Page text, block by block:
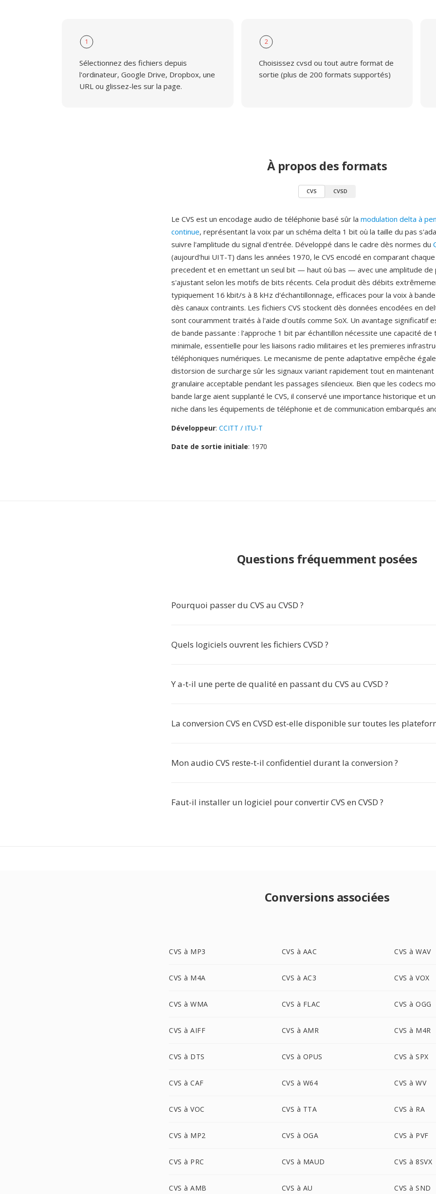
1
Sélectionnez des fichiers depuis
l'ordinateur, Google Drive, Dropbox, une
URL ou glissez-les sur la page.
2
Choisissez cvsd ou tout autre format de
sortie (plus de 200 formats supportés)
À propos des formats
CVS CVSD
Le CVS est un encodage audio de téléphonie basé sûr la modulation delta à
continue, représentant la voix par un schéma delta 1 bit où la taille du pas
suivre l'amplitude du signal d'entrée. Développé dans le cadre dès normes du
(aujourd'hui UIT-T) dans les années 1970, le CVS encodé en comparant
precedent et en emettant un seul bit — haut où bas — avec une amplitude de
s'ajustant selon les motifs de bits récents. Cela produit dès débits
typiquement 16 kbit/s à 8 kHz d'échantillonnage, efficaces pour la voix à
dès canaux contraints. Les fichiers CVS stockent dès données encodées en
sont couramment traités à l'aide d'outils comme SoX. Un avantage significatif
de bande passante : l'approche 1 bit par échantillon nécessite une capacité de
minimale, essentielle pour les liaisons radio militaires et les premieres
téléphoniques numériques. Le mecanisme de pente adaptative empêche
distorsion de surcharge sûr les signaux variant rapidement tout en maintenant
granulaire acceptable pendant les passages silencieux. Bien que les codecs
bande large aient supplanté le CVS, il conservé une importance historique et
niche dans les équipements de téléphonie et de communication embarqués
Développeur: CCITT / ITU-T
Date de sortie initiale: 1970
Questions fréquemment posées
Pourquoi passer du CVS au CVSD ?
Quels logiciels ouvrent les fichiers CVSD ?
Y a-t-il une perte de qualité en passant du CVS au CVSD ?
La conversion CVS en CVSD est-elle disponible sur toutes les
Mon audio CVS reste-t-il confidentiel durant la conversion ?
Faut-il installer un logiciel pour convertir CVS en CVSD ?
Conversions associées
CVS à MP3 CVS à AAC CVS à WAV
CVS à M4A CVS à AC3 CVS à VOX
CVS à WMA CVS à FLAC CVS à OGG
CVS à AIFF CVS à AMR CVS à M4R
CVS à DTS CVS à OPUS CVS à SPX
CVS à CAF CVS à W64 CVS à WV
CVS à VOC CVS à TTA CVS à RA
CVS à MP2 CVS à OGA CVS à PVF
CVS à PRC CVS à MAUD CVS à 8SVX
CVS à AMB CVS à AU CVS à SND